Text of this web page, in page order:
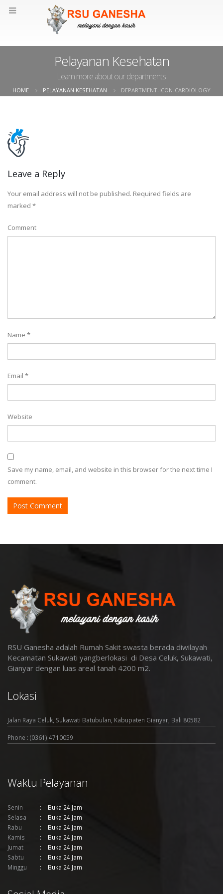
Pelayanan Kesehatan
Learn more about our departments
HOME PELAYANAN KESEHATAN DEPARTMENT-ICON-CARDIOLOGY
Leave a Reply
Your email address will not be published. Required fields are
marked *
Comment
Name *
Email *
Website
Save my name, email, and website in this browser for the next time I
comment.
RSU Ganesha adalah Rumah Sakit swasta berada diwilayah
Kecamatan Sukawati yangberlokasi di Desa Celuk, Sukawati,
Gianyar dengan luas areal tanah 4200 m2.
Lokasi
Jalan Raya Celuk, Sukawati Batubulan, Kabupaten Gianyar, Bali 80582
Phone : (0361) 4710059
Waktu Pelayanan
Senin
Buka 24 Jam
Selasa
Buka 24 Jam
Rabu
Buka 24 Jam
Kamis
Buka 24 Jam
Jumat
Buka 24 Jam
Sabtu
Buka 24 Jam
Minggu
Buka 24 Jam